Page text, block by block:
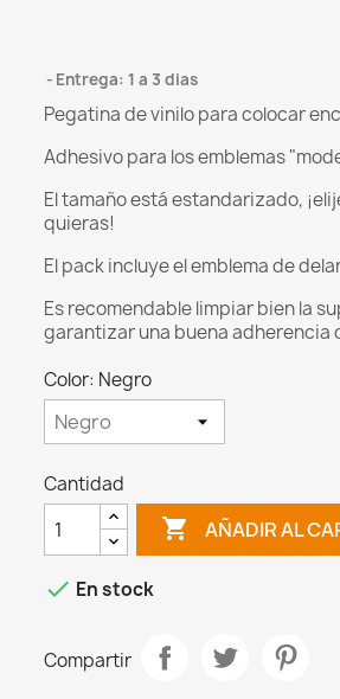
Entrega: 1 a 3 dias
Pegatina de vinilo para colocar
Adhesivo para los emblemas
El tamaño está estandarizado,
quieras!
El pack incluye el emblema de
Es recomendable limpiar bien la
garantizar una buena adherencia
Color: Negro
Cantidad
 AÑADIR AL
 En stock
Compartir